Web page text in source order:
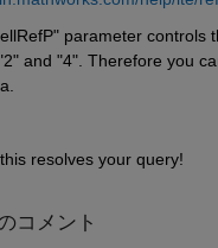
parameter controls
and "4". Therefore you
resolves your query!
コメント